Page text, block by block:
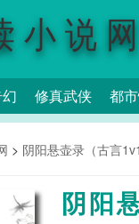
小说网
修真武侠 都
> 阴阳悬壶录（古言
阴阳